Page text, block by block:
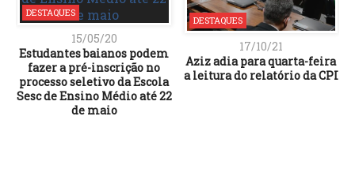
DESTAQUES
15/05/20
Estudantes baianos podem
fazer a pré-inscrição no
processo seletivo da Escola
Sesc de Ensino Médio até 22
de maio
DESTAQUES
17/10/21
Aziz adia para quarta-feira
a leitura do relatório da CPI